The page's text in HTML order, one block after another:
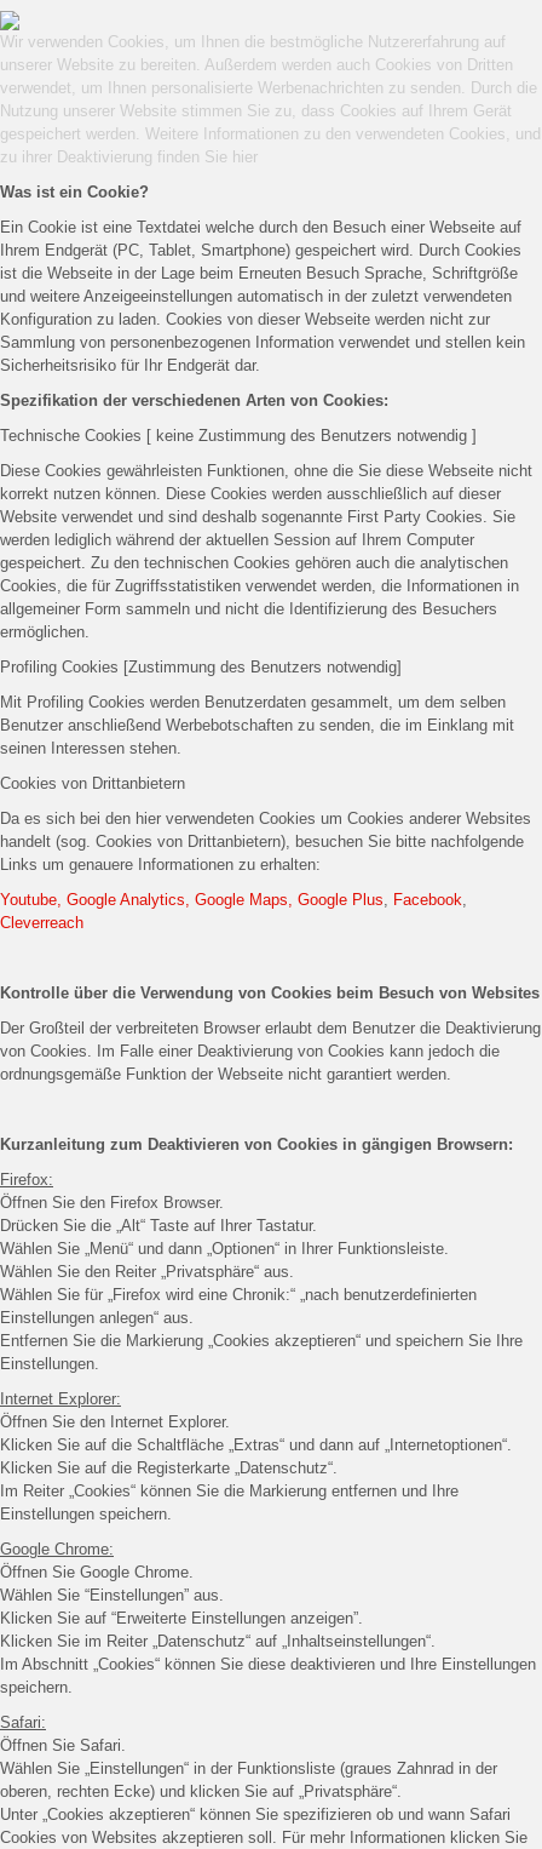
Wir verwenden Cookies, um Ihnen die bestmögliche Nutzererfahrung auf
unserer Website zu bereiten. Außerdem werden auch Cookies von Dritten
verwendet, um Ihnen personalisierte Werbenachrichten zu senden. Durch die
Nutzung unserer Website stimmen Sie zu, dass Cookies auf Ihrem Gerät
gespeichert werden. Weitere Informationen zu den verwendeten Cookies, und
zu ihrer Deaktivierung finden Sie hier
Was ist ein Cookie?
Ein Cookie ist eine Textdatei welche durch den Besuch einer Webseite auf
Ihrem Endgerät (PC, Tablet, Smartphone) gespeichert wird. Durch Cookies
ist die Webseite in der Lage beim Erneuten Besuch Sprache, Schriftgröße
und weitere Anzeigeeinstellungen automatisch in der zuletzt verwendeten
Konfiguration zu laden. Cookies von dieser Webseite werden nicht zur
Sammlung von personenbezogenen Information verwendet und stellen kein
Sicherheitsrisiko für Ihr Endgerät dar.
Spezifikation der verschiedenen Arten von Cookies:
Technische Cookies [ keine Zustimmung des Benutzers notwendig ]
Diese Cookies gewährleisten Funktionen, ohne die Sie diese Webseite nicht
korrekt nutzen können. Diese Cookies werden ausschließlich auf dieser
Website verwendet und sind deshalb sogenannte First Party Cookies. Sie
werden lediglich während der aktuellen Session auf Ihrem Computer
gespeichert. Zu den technischen Cookies gehören auch die analytischen
Cookies, die für Zugriffsstatistiken verwendet werden, die Informationen in
allgemeiner Form sammeln und nicht die Identifizierung des Besuchers
ermöglichen.
Profiling Cookies [Zustimmung des Benutzers notwendig]
Mit Profiling Cookies werden Benutzerdaten gesammelt, um dem selben
Benutzer anschließend Werbebotschaften zu senden, die im Einklang mit
seinen Interessen stehen.
Cookies von Drittanbietern
Da es sich bei den hier verwendeten Cookies um Cookies anderer Websites
handelt (sog. Cookies von Drittanbietern), besuchen Sie bitte nachfolgende
Links um genauere Informationen zu erhalten:
Youtube, Google Analytics, Google Maps, Google Plus, Facebook,
Cleverreach
Kontrolle über die Verwendung von Cookies beim Besuch von Websites
Der Großteil der verbreiteten Browser erlaubt dem Benutzer die Deaktivierung
von Cookies. Im Falle einer Deaktivierung von Cookies kann jedoch die
ordnungsgemäße Funktion der Webseite nicht garantiert werden.
Kurzanleitung zum Deaktivieren von Cookies in gängigen Browsern:
Firefox:
Öffnen Sie den Firefox Browser.
Drücken Sie die „Alt“ Taste auf Ihrer Tastatur.
Wählen Sie „Menü“ und dann „Optionen“ in Ihrer Funktionsleiste.
Wählen Sie den Reiter „Privatsphäre“ aus.
Wählen Sie für „Firefox wird eine Chronik:“ „nach benutzerdefinierten
Einstellungen anlegen“ aus.
Entfernen Sie die Markierung „Cookies akzeptieren“ und speichern Sie Ihre
Einstellungen.
Internet Explorer:
Öffnen Sie den Internet Explorer.
Klicken Sie auf die Schaltfläche „Extras“ und dann auf „Internetoptionen“.
Klicken Sie auf die Registerkarte „Datenschutz“.
Im Reiter „Cookies“ können Sie die Markierung entfernen und Ihre
Einstellungen speichern.
Google Chrome:
Öffnen Sie Google Chrome.
Wählen Sie “Einstellungen” aus.
Klicken Sie auf “Erweiterte Einstellungen anzeigen”.
Klicken Sie im Reiter „Datenschutz“ auf „Inhaltseinstellungen“.
Im Abschnitt „Cookies“ können Sie diese deaktivieren und Ihre Einstellungen
speichern.
Safari:
Öffnen Sie Safari.
Wählen Sie „Einstellungen“ in der Funktionsliste (graues Zahnrad in der
oberen, rechten Ecke) und klicken Sie auf „Privatsphäre“.
Unter „Cookies akzeptieren“ können Sie spezifizieren ob und wann Safari
Cookies von Websites akzeptieren soll. Für mehr Informationen klicken Sie